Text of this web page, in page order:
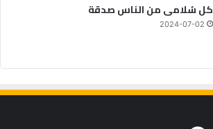
كل سُلامى من الناس صدقة
2024-07-02